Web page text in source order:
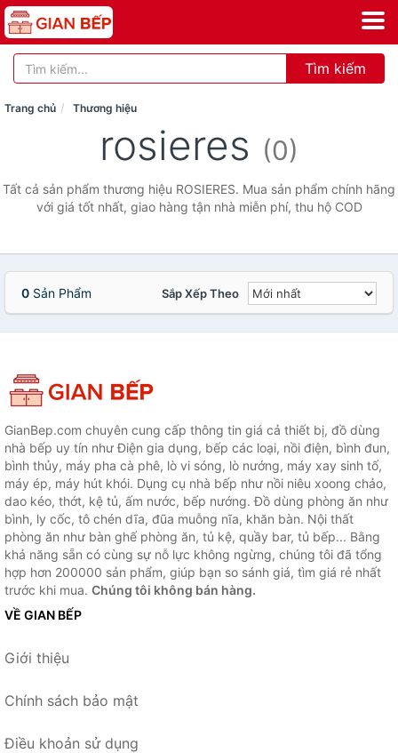
Tìm kiếm
Trang chủ Thương hiệu
rosieres (0)
Tất cả sản phẩm thương hiệu ROSIERES. Mua sản phẩm chính hãng
với giá tốt nhất, giao hàng tận nhà miễn phí, thu hộ COD
0 Sản Phẩm Sắp Xếp Theo
GianBep.com chuyên cung cấp thông tin giá cả thiết bị, đồ dùng
nhà bếp uy tín như Điện gia dụng, bếp các loại, nồi điện, bình đun,
bình thủy, máy pha cà phê, lò vi sóng, lò nướng, máy xay sinh tố,
máy ép, máy hút khói. Dụng cụ nhà bếp như nồi niêu xoong chảo,
dao kéo, thớt, kệ tủ, ấm nước, bếp nướng. Đồ dùng phòng ăn như
bình, ly cốc, tô chén dĩa, đũa muỗng nĩa, khăn bàn. Nội thất
phòng ăn như bàn ghế phòng ăn, tủ kệ, quầy bar, tủ bếp... Bằng
khả năng sẵn có cùng sự nỗ lực không ngừng, chúng tôi đã tổng
hợp hơn 200000 sản phẩm, giúp bạn so sánh giá, tìm giá rẻ nhất
trước khi mua. Chúng tôi không bán hàng.
VỀ GIAN BẾP
Giới thiệu
Chính sách bảo mật
Điều khoản sử dụng